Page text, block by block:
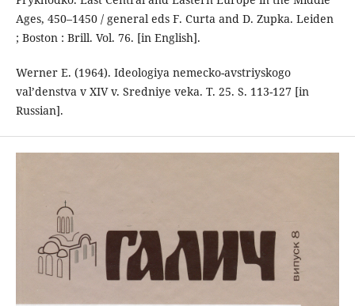
Ages, 450–1450 / general eds F. Curta and D. Zupka. Leiden
; Boston : Brill. Vol. 76. [in English].
Werner E. (1964). Ideologiya nemecko-avstriyskogo
val’denstva v XIV v. Sredniye veka. Т. 25. S. 113-127 [in
Russian].